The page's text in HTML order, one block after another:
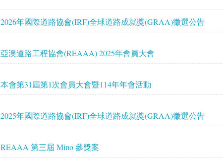
2026年國際道路協會(IRF)全球道路成就獎(GRAA)徵選公告
亞澳道路工程協會(REAAA) 2025年會員大會
本會第31屆第1次會員大會暨114年年會活動
2025年國際道路協會(IRF)全球道路成就獎(GRAA)徵選公告
REAAA 第三屆 Mino 參獎案